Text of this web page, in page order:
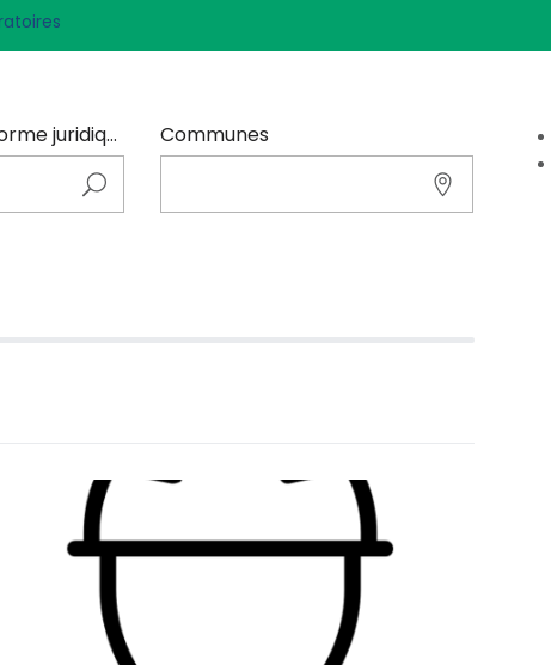
Entrer ici le nom de l'adhérents (code NAF, catégorie ou forme juridique) Communes